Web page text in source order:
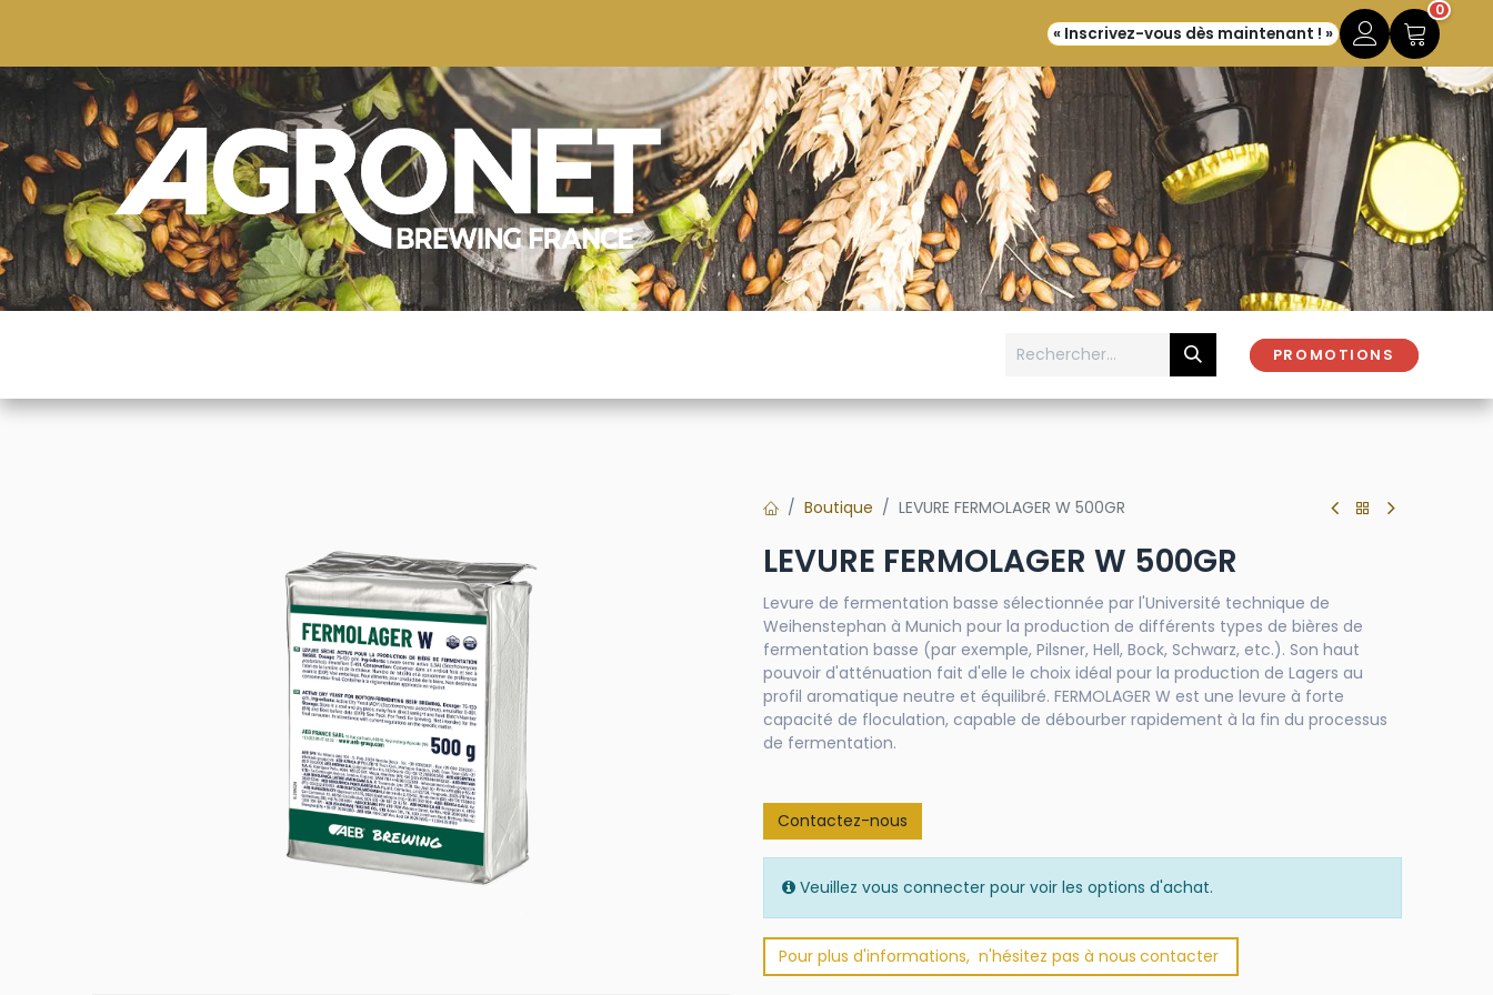
« Inscrivez-vous dès maintenant ! »
0
PROMOTIONS
Boutique LEVURE FERMOLAGER W 500GR
LEVURE FERMOLAGER W 500GR
Levure de fermentation basse sélectionnée par l'Université technique de
Weihenstephan à Munich pour la production de différents types de bières de
fermentation basse (par exemple, Pilsner, Hell, Bock, Schwarz, etc.). Son haut
pouvoir d'atténuation fait d'elle le choix idéal pour la production de Lagers au
profil aromatique neutre et équilibré. FERMOLAGER W est une levure à forte
capacité de floculation, capable de débourber rapidement à la fin du processus
de fermentation.
Contactez-nous
Veuillez vous connecter pour voir les options d'achat.
Pour plus d'informations, n'hésitez pas à nous conta​​​​cter​​​